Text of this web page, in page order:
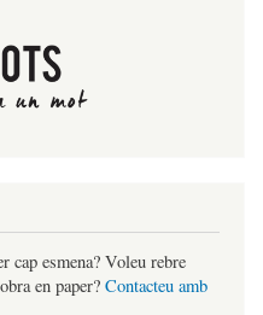
cap esmena? Voleu rebre
en paper? Contacteu amb